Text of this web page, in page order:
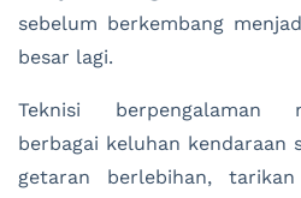
sebelum berkembang
besar lagi.
Teknisi berpengalaman
berbagai keluhan kendaraan
getaran berlebihan,